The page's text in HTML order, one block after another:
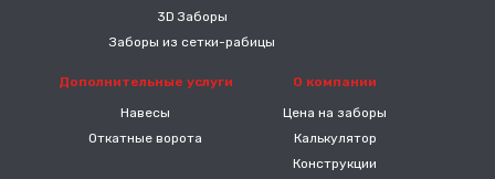
3D Заборы
Заборы из сетки-рабицы
Дополнительные услуги
Навесы
Откатные ворота
О компании
Цена на заборы
Калькулятор
Конструкции